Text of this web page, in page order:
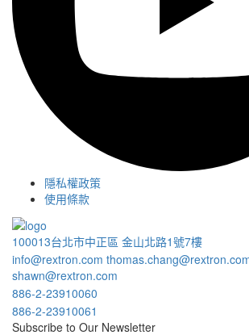
隱私權政策
使用條款
100013台北市中正區 金山北路1號7樓
info@rextron.com
shawn@rextron.com
886-2-23910060
886-2-23910061
Subscribe to Our Newsletter